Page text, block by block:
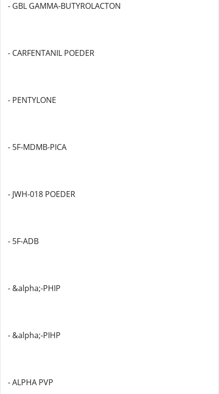
- GBL GAMMA-BUTYROLACTON
- CARFENTANIL POEDER
- PENTYLONE
- 5F-MDMB-PICA
- JWH-018 POEDER
- 5F-ADB
- &alpha;-PHIP
- &alpha;-PIHP
- ALPHA PVP